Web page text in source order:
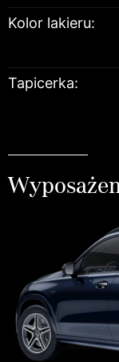
Kolor lakieru:
Tapicerka: